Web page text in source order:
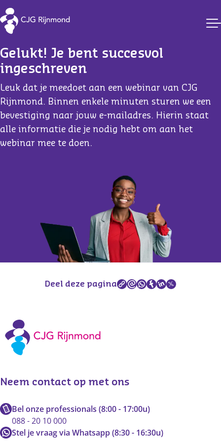
CJG Rijnmond
Gelukt! Je bent succesvol
ingeschreven
Leuk dat je meedoet aan een webinar van CJG
Rijnmond. Binnen enkele minuten sturen we een
bevestiging naar jouw e-mailadres. Hierin staat
alle informatie die je nodig hebt om aan het
webinar mee te doen.
Deel deze pagina
Neem contact op met ons
Bel onze professionals (8:00 - 17:00u)
088 - 20 10 000
Stel je vraag via Whatsapp (8:30 - 16:30u)